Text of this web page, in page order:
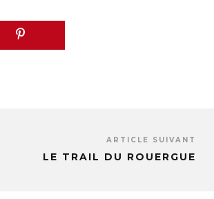
ARTICLE SUIVANT
LE TRAIL DU ROUERGUE